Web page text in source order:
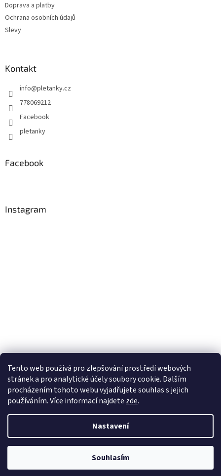
Tento web používá pro zlepšování prostředí webových
stránek a pro analytické účelysoubory cookie. Dalším
procházením tohoto webu vyjadřujete souhlas s jejich
používáním. Více informacínajdete zde.
Nastavení
Souhlasím
Doprava a platby
Ochrana osobních údajů
Slevy
Kontakt
info@pletanky.cz
778069212
Facebook
pletanky
Facebook
Instagram
Sledovat na Instagramu
Copyright 2026Pletanky. Všechna práva vyhrazena.